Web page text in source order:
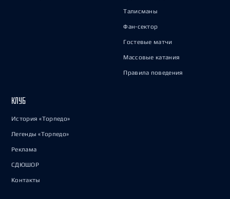
Талисманы
Фан-сектор
Гостевые матчи
Массовые катания
Правила поведения
КЛУБ
История «Торпедо»
Легенды «Торпедо»
Реклама
СДЮШОР
Контакты